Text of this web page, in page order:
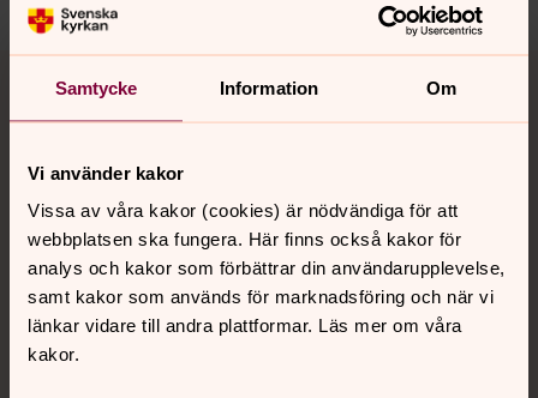
Samtycke Information Om
Vi använder kakor
Vissa av våra kakor (cookies) är nödvändiga för att
webbplatsen ska fungera. Här finns också kakor för
analys och kakor som förbättrar din användarupplevelse,
samt kakor som används för marknadsföring och när vi
länkar vidare till andra plattformar. Läs mer om våra
kakor.
Tillbaka till toppen
Tillbaka till innehållet
Kontakt
Kalender
Hitta snabbt